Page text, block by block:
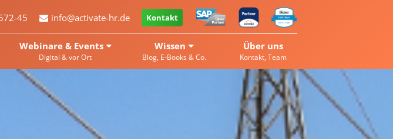
45 info@activate-hr.de Kontakt
Webinare & Events
Digital & vor Ort
Wissen
Blog, E-Books & Co.
Über uns
Kontakt, Team